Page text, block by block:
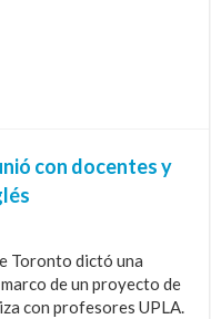
con docentes y
Toronto dictó una
de un proyecto de
con profesores UPLA.